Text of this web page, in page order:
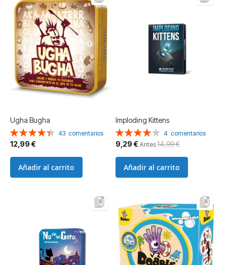
Ugha Bugha
Valoración:
89%
43 comentarios
12,99 €
Añadir al carrito
Imploding Kittens
Valoración:
80%
4 comentarios
Precio
especial
9,29 € Antes14,99 €
Añadir al carrito